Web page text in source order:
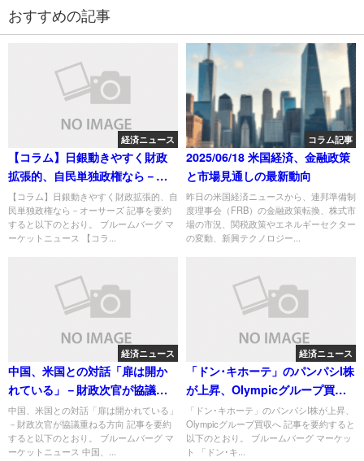
おすすめの記事
経済ニュース
【コラム】日銀動きやすく財政
拡張的、自民単独政権なら－オ
ーサーズ
【コラム】日銀動きやすく財政拡張的、自
民単独政権なら－オーサーズ 記事を要約
すると以下のとおり。 ブルームバーグ マ
ーケットニュース 【コラ...
コラム記事
2025/06/18 米国経済、金融政策
と市場見通しの最新動向
昨日の米国経済ニュースから、連邦準備制
度理事会（FRB）の金融政策転換、株式市
場の市況、関税政策やエネルギーセクター
の変動、新興テクノロジー...
経済ニュース
中国、米国との対話「扉は開か
れている」－財政次官が協議重
ねる方向
中国、米国との対話「扉は開かれている」
－財政次官が協議重ねる方向 記事を要約
すると以下のとおり。 ブルームバーグ マ
ーケットニュース 中国、...
経済ニュース
「ドン･キホーテ」のパンパシI株
が上昇、Olympicグループ買収
へ「ドン･キホーテ」のパンパシI株が上昇、
Olympicグループ買収へ 記事を要約すると
以下のとおり。 ブルームバーグ マーケッ
ト 「ドン･キ...